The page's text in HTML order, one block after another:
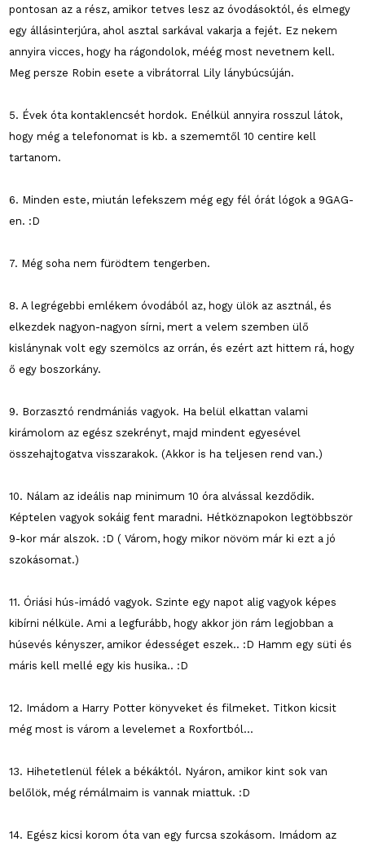
pontosan az a rész, amikor tetves lesz az óvodásoktól, és elmegy
egy állásinterjúra, ahol asztal sarkával vakarja a fejét. Ez nekem
annyira vicces, hogy ha rágondolok, méég most nevetnem kell.
Meg persze Robin esete a vibrátorral Lily lánybúcsúján.
5. Évek óta kontaklencsét hordok. Enélkül annyira rosszul látok,
hogy még a telefonomat is kb. a szememtől 10 centire kell
tartanom.
6. Minden este, miután lefekszem még egy fél órát lógok a 9GAG-
en. :D
7. Még soha nem fürödtem tengerben.
8. A legrégebbi emlékem óvodából az, hogy ülök az asztnál, és
elkezdek nagyon-nagyon sírni, mert a velem szemben ülő
kislánynak volt egy szemölcs az orrán, és ezért azt hittem rá, hogy
ő egy boszorkány.
9. Borzasztó rendmániás vagyok. Ha belül elkattan valami
kirámolom az egész szekrényt, majd mindent egyesével
összehajtogatva visszarakok. (Akkor is ha teljesen rend van.)
10. Nálam az ideális nap minimum 10 óra alvással kezdődik.
Képtelen vagyok sokáig fent maradni. Hétköznapokon legtöbbször
9-kor már alszok. :D ( Várom, hogy mikor növöm már ki ezt a jó
szokásomat.)
11. Óriási hús-imádó vagyok. Szinte egy napot alig vagyok képes
kibírni nélküle. Ami a legfurább, hogy akkor jön rám legjobban a
húsevés kényszer, amikor édességet eszek.. :D Hamm egy süti és
máris kell mellé egy kis husika.. :D
12. Imádom a Harry Potter könyveket és filmeket. Titkon kicsit
még most is várom a levelemet a Roxfortból...
13. Hihetetlenül félek a békáktól. Nyáron, amikor kint sok van
belőlök, még rémálmaim is vannak miattuk. :D
14. Egész kicsi korom óta van egy furcsa szokásom. Imádom az